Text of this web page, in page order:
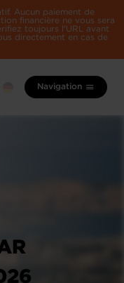
Aucun paiement de
financière ne vous sera
toujours l'URL avant
directement en cas de
Navigation